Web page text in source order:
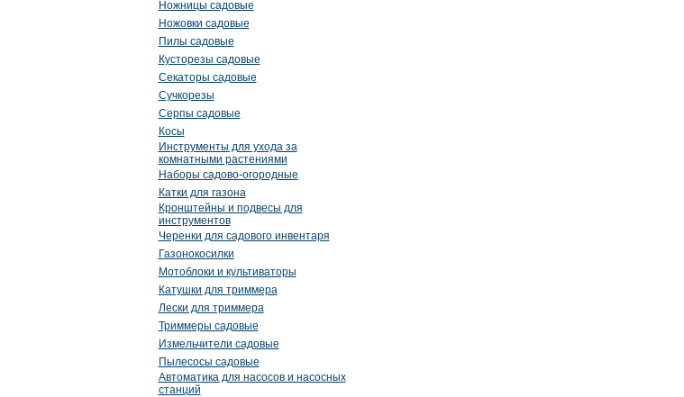
Ножницы садовые
Ножовки садовые
Пилы садовые
Кусторезы садовые
Секаторы садовые
Сучкорезы
Серпы садовые
Косы
Инструменты для ухода за
комнатными растениями
Наборы садово-огородные
Катки для газона
Кронштейны и подвесы для
инструментов
Черенки для садового инвентаря
Газонокосилки
Мотоблоки и культиваторы
Катушки для триммера
Лески для триммера
Триммеры садовые
Измельчители садовые
Пылесосы садовые
Автоматика для насосов и насосных
станций